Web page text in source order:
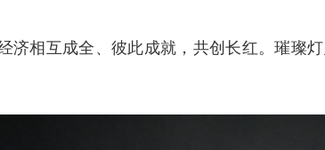
济相互成全、彼此成就，共创长红。璀璨